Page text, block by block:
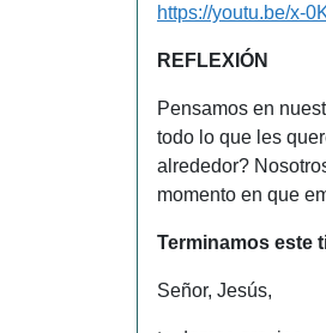
https://youtu.be/x-
REFLEXIÓN
Pensamos en
todo lo que les
alrededor?
momento en que
Terminamos este
Señor, Jesús,